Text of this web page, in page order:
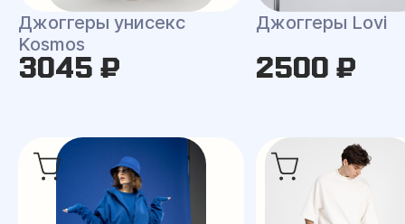
Джоггеры унисекс
Kosmos
3045 ₽
Джоггеры Lovi
2500 ₽